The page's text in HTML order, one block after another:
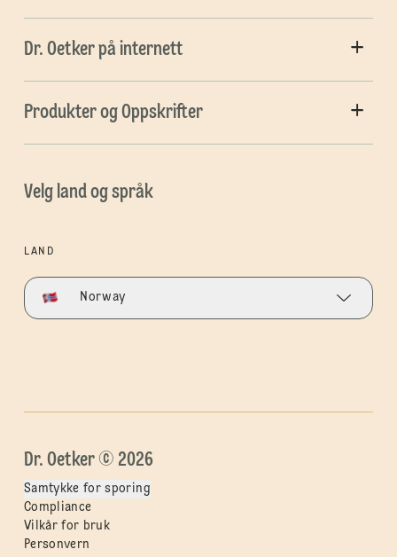
Dr. Oetker på internett
Produkter og Oppskrifter
Velg land og språk
LAND
Norway
Dr. Oetker © 2026
Samtykke for sporing
Compliance
Vilkår for bruk
Personvern